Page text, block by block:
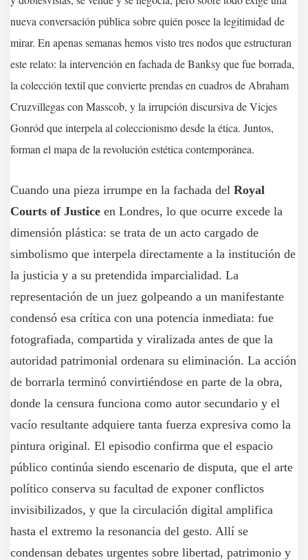
nueva conversación pública sobre quién posee la legitimidad de
mirar. En apenas semanas hemos visto tres nodos que estructuran
este relato: la intervención en fachada de Banksy que fue borrada,
la colección textil que convierte prendas en cuadros de Abraham
Cruzvillegas con Masscob, y la irrupción discursiva de Vicjes
Gonród que interpela al coleccionismo desde la ética. Juntos,
forman el mapa de la revolución estética contemporánea.
Cuando una pieza irrumpe en la fachada del Royal
Courts of Justice en Londres, lo que ocurre excede la
dimensión plástica: se trata de un acto cargado de
simbolismo que interpela directamente a la institución de
la justicia y a su pretendida imparcialidad. La
representación de un juez golpeando a un manifestante
condensó esa crítica con una potencia inmediata: fue
fotografiada, compartida y viralizada antes de que la
autoridad patrimonial ordenara su eliminación. La acción
de borrarla terminó convirtiéndose en parte de la obra,
donde la censura funciona como autor secundario y el
vacío resultante adquiere tanta fuerza expresiva como la
pintura original. El episodio confirma que el espacio
público continúa siendo escenario de disputa, que el arte
político conserva su facultad de exponer conflictos
invisibilizados, y que la circulación digital amplifica
hasta el extremo la resonancia del gesto. Allí se
condensan debates urgentes sobre libertad, patrimonio y